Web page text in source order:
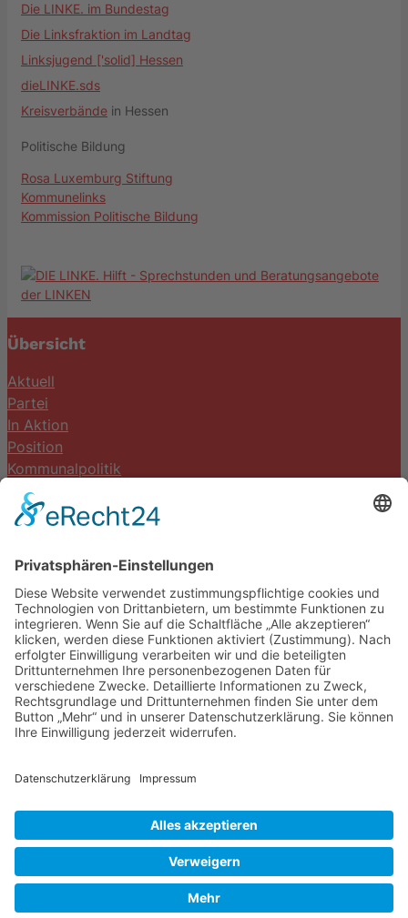
Die LINKE. im Bundestag
Die Linksfraktion im Landtag
Linksjugend ['solid] Hessen
dieLINKE.sds
Kreisverbände in Hessen
Politische Bildung
Rosa Luxemburg Stiftung
Kommunelinks
Kommission Politische Bildung
Übersicht
Aktuell
Partei
In Aktion
Position
Kommunalpolitik
Termine
DIE LINKE. Schwalm-Eder
Steingasse 5
34613 Schwalmstadt
Tel.06691 8077899
info@die-linke-schwalm-eder.de
Gesetzliches
Impressum
Cookie-Einstellungen
© 2026 DIE LINKE. Schwalm-Eder